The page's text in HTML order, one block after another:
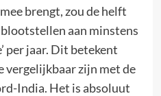
brengt, zou de helft
aan minstens
per jaar. Dit betekent
zijn met de
India. Het is absoluut